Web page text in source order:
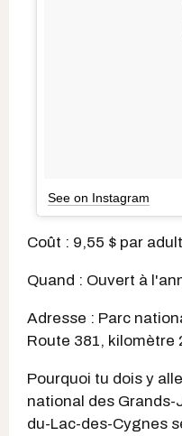
See on Instagram
Coût : 9,55 $ par
Quand : Ouvert à
Adresse : Parc
Route 381, kilomètre
Pourquoi tu dois y
national des
du-Lac-des-Cygnes